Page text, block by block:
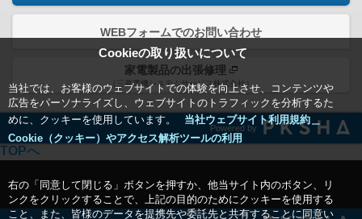
Cookieの取り扱いについて
当社では、お客様のウェブサイトでの体験を向上させ、コンテンツや
広告をパーソナライズし、ウェブサイトのトラフィックを分析するた
めに、クッキーを使用しています。
当社ウェブサイト利用規約＿
Cookie（クッキー）やアクセス解析ツールの利用
右の「同意して閉じる」ボタンを押すか、他当サイト内のボタン、リ
ンクをクリックすることで、上記の目的のためにクッキーを使用する
こと、また、皆様のデータを提携先や委託先と共有することに同意い
WEBフォームでのお問い合わせ
家電製品の出張修理
（三菱電機システムサービス株式会社）
Powered by
TOPへ